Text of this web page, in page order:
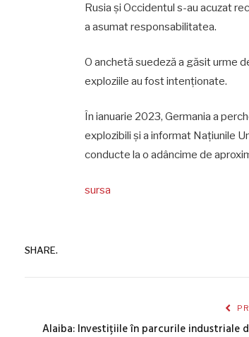
Rusia și Occidentul s-au acuzat
a asumat responsabilitatea.
O anchetă suedeză a găsit urme
exploziile au fost intenționate.
În ianuarie 2023, Germania a
explozibili și a informat Națiunile
conducte la o adâncime de
sursa
SHARE.
Alaiba: Investițiile în parcurile industriale